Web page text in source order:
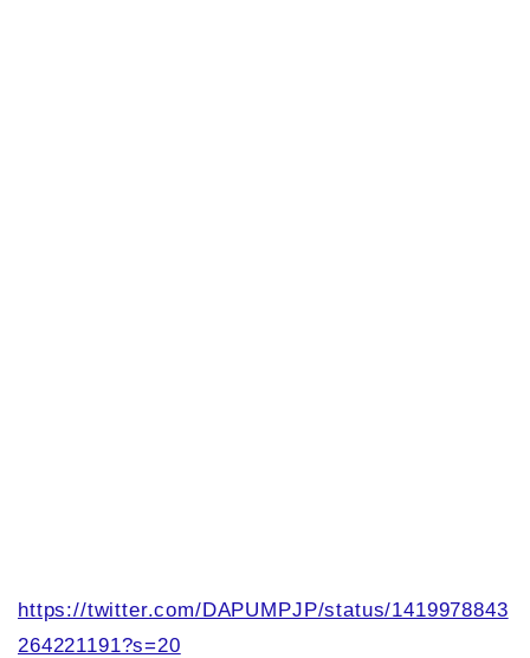
https://twitter.com/DAPUMPJP/status/1419978843
264221191?s=20